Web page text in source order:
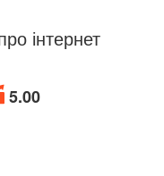
інтернет
5.00